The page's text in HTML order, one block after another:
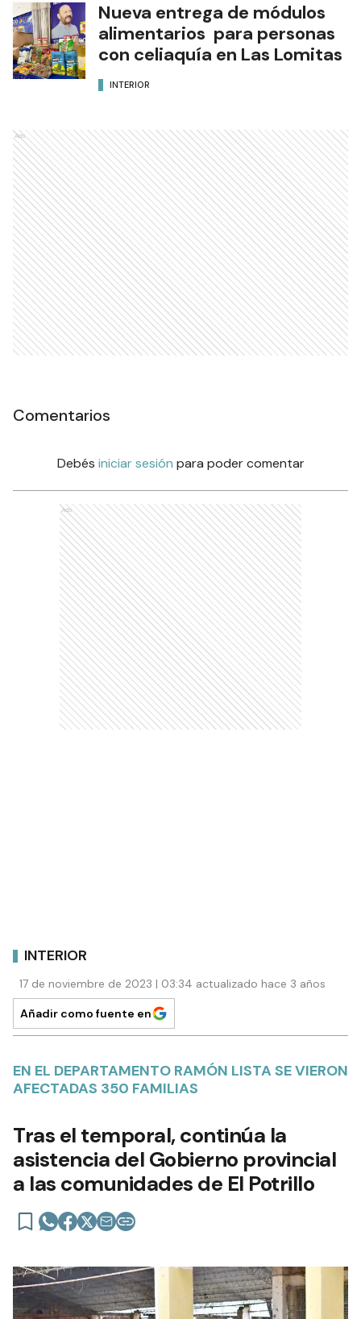
Nueva entrega de módulos
alimentarios para personas
con celiaquía en Las Lomitas
INTERIOR
Ads
Comentarios
Debés iniciar sesión para poder comentar
Ads
INTERIOR
17 de noviembre de 2023 | 03:34 actualizado hace 3 años
Añadir como fuente en
EN EL DEPARTAMENTO RAMÓN LISTA SE VIERON
AFECTADAS 350 FAMILIAS
Tras el temporal, continúa la
asistencia del Gobierno provincial
a las comunidades de El Potrillo